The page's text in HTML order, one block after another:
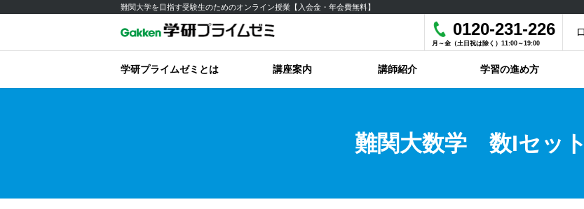
難関大学を目指す受験生のためのオンライン授業【入会金・年会費無料】
0120-231-226
月～金（土日祝は除く）11:00～19:00
学研プライムゼミとは 講座案内 講師紹介 学習の進め方
難関大数学 数Iセット